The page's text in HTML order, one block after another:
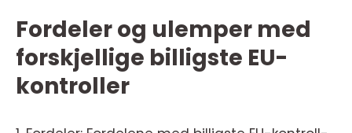
Fordeler og ulemper med
forskjellige billigste EU-
kontroller